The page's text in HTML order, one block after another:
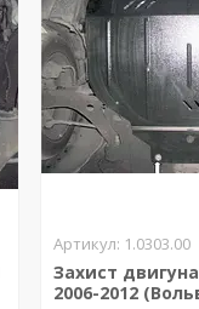
1.0303.00
Захист
2006-2012